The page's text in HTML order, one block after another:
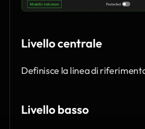
Livello centrale
Definisce la linea di
Livello basso